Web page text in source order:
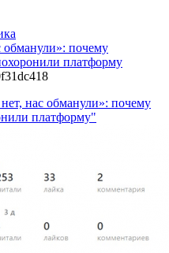
обманули»: почему
платформу
нас обманули»: почему
платформу"